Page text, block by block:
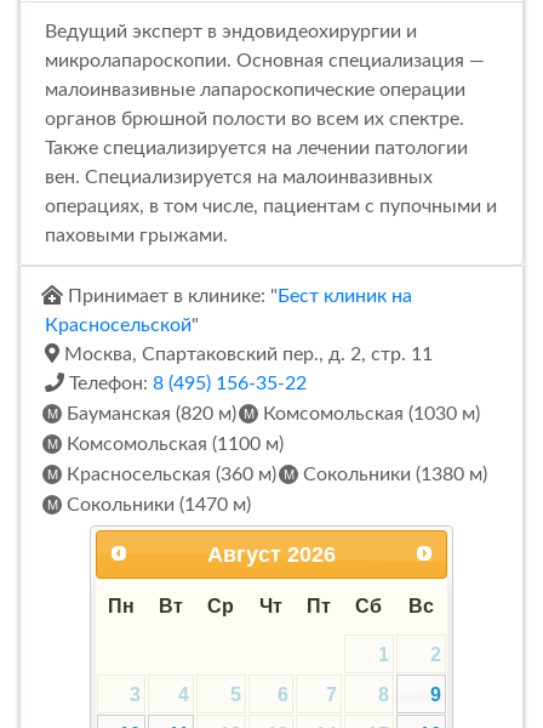
Ведущий эксперт в эндовидеохирургии и
микролапароскопии. Основная специализация —
малоинвазивные лапароскопические операции
органов брюшной полости во всем их спектре.
Также специализируется на лечении патологии
вен. Специализируется на малоинвазивных
операциях, в том числе, пациентам с пупочными и
паховыми грыжами.
Принимает в клинике: " Бест клиник на
Красносельской"
Москва, Спартаковский пер., д. 2, стр. 11
Телефон: 8 (495) 156-35-22
Бауманская (820 м)
Комсомольская (1030 м)
Комсомольская (1100 м)
Красносельская (360 м)
Сокольники (1380 м)
Сокольники (1470 м)
Август 2026
Пн Вт Ср Чт Пт Сб Вс
1
2
3
4 5 6 7 8
9